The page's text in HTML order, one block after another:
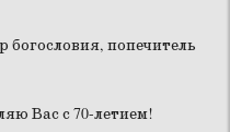
богословия, попечитель
Вас с 70-летием!